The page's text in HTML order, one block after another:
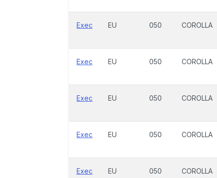
Exec EU 050 COROLLA
Exec EU 050 COROLLA
Exec EU 050 COROLLA
Exec EU 050 COROLLA
Exec EU 050 COROLLA